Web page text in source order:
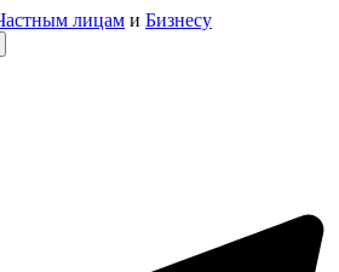
лицам и Бизнесу